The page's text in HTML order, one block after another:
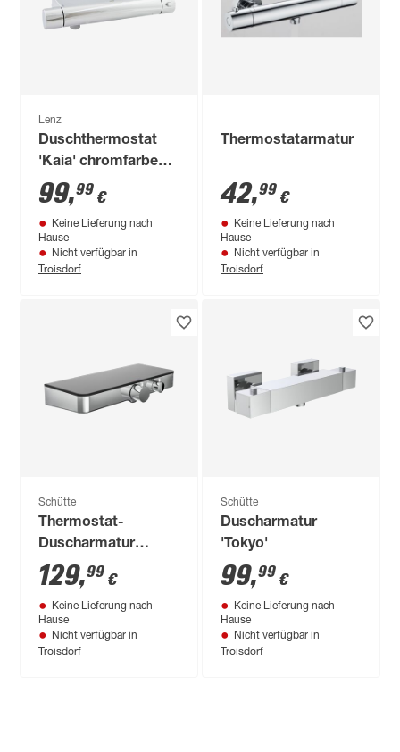
Lenz
Duschthermostat
'Kaia' chromfarben
28 cm
99,99 €
Keine Lieferung nach
Hause
Nicht verfügbar in
Troisdorf
Thermostatarmatur
42,99 €
Keine Lieferung nach
Hause
Nicht verfügbar in
Troisdorf
Schütte
Thermostat-
Duscharmatur
'Ocean' mit Ablage
chrom/anthrazit
129,99 €
Keine Lieferung nach
Hause
Nicht verfügbar in
Troisdorf
Schütte
Duscharmatur
'Tokyo'
99,99 €
Keine Lieferung nach
Hause
Nicht verfügbar in
Troisdorf